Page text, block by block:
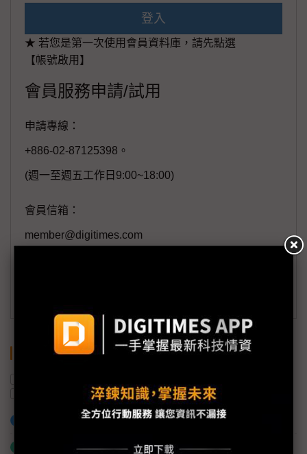
登入
★ 若您是第一次使用會員資料庫，請先點選
【帳號啟用】
會員服務申請/試用
申請專線：
+886-02-87125398。
(週一至週五工作日9:00~18:00)
會員信箱：
member@digitimes.com
關鍵字
AI 記憶體 魏哲家
加入已選取到「關鍵字追蹤」
什麼是「關鍵字追蹤」